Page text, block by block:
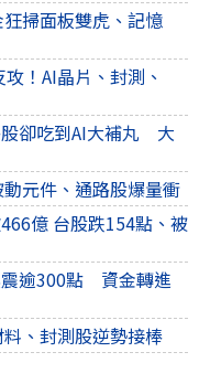
掃面板雙虎、記憶
！AI晶片、封測、
卻吃到AI大補丸 大
元件、通路股爆量衝
億 台股跌154點、被
逾300點 資金轉進
、封測股逆勢接棒